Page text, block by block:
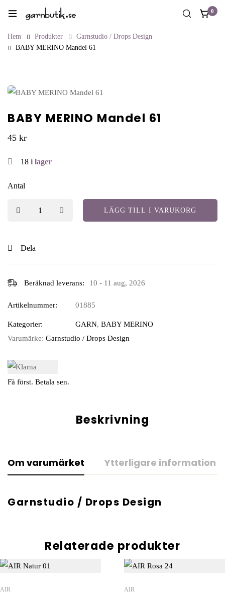
0
Hem Produkter
Garnstudio / Drops Design
BABY MERINO Mandel 61
BABY MERINO Mandel 61
45 kr
18 i lager
Antal
LÄGG TILL I VARUKORG
Dela
Beräknad leverans: 10 - 11 aug, 2026
Artikelnummer: 01885
Kategorier: GARN, BABY MERINO
Varumärke: Garnstudio / Drops Design
Få först. Betala sen.
Beskrivning
Om varumärket Ytterligare information
Garnstudio / Drops Design
Relaterade produkter
AIR AIR